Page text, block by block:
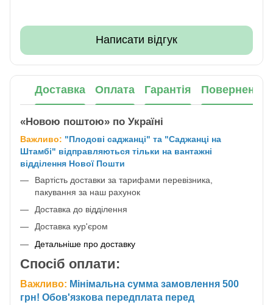
Написати відгук
Доставка Оплата Гарантія Повернення
«Новою поштою» по Україні
Важливо: "Плодові саджанці" та "Саджанці на
Штамбі" відправляються тільки на вантажні
відділення Нової Пошти
Вартість доставки за тарифами перевізника,
пакування за наш рахунок
Доставка до відділення
Доставка кур'єром
Детальніше про доставку
Спосіб оплати:
Важливо: Мінімальна сумма замовлення 500
грн! Обов'язкова передплата перед